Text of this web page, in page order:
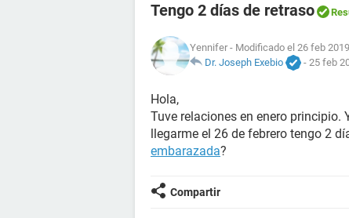
Tengo 2 días de retraso
Yennifer - Modificado el 26 feb
Dr. Joseph Exebio
- 25 feb
Hola,
Tuve relaciones en enero principio.
llegarme el 26 de febrero tengo 2
embarazada?
Compartir